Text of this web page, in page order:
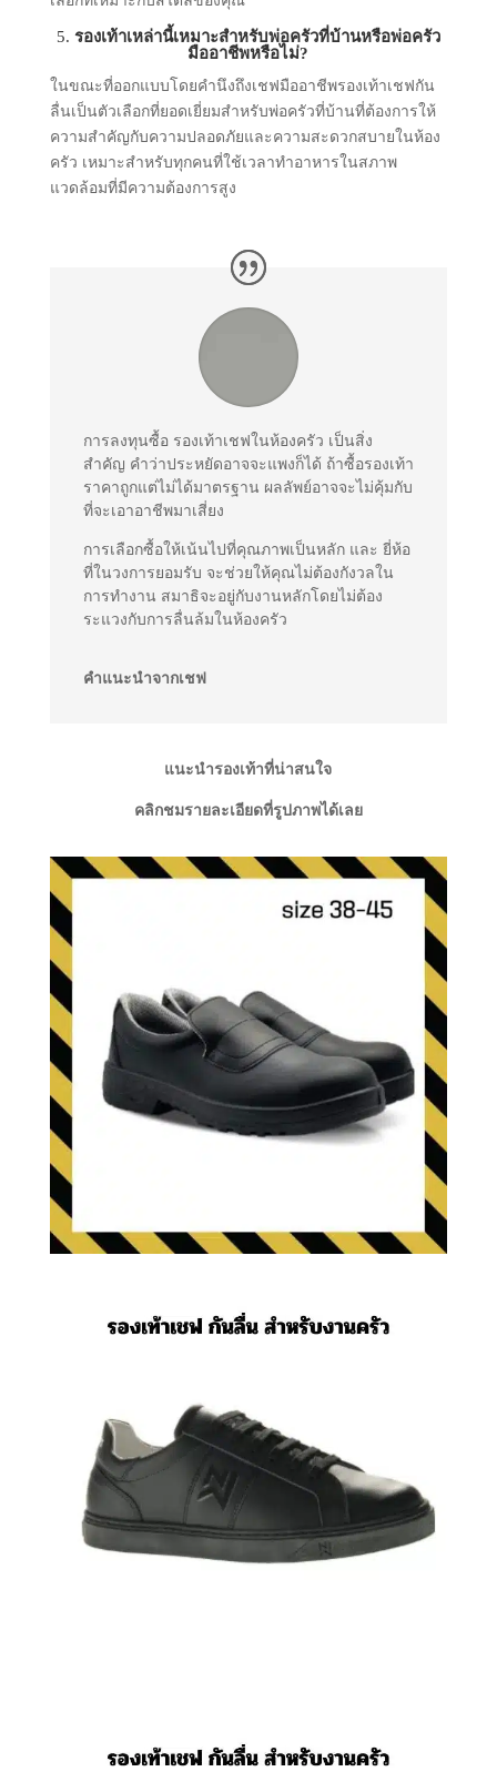
5. รองเท้าเหล่านี้เหมาะสําหรับพ่อครัวที่บ้านหรือพ่อครัว
มืออาชีพหรือไม่?
ในขณะที่ออกแบบโดยคํานึงถึงเชฟมืออาชีพรองเท้าเชฟกัน
ลื่นเป็นตัวเลือกที่ยอดเยี่ยมสําหรับพ่อครัวที่บ้านที่ต้องการให้
ความสําคัญกับความปลอดภัยและความสะดวกสบายในห้อง
ครัว เหมาะสําหรับทุกคนที่ใช้เวลาทําอาหารในสภาพ
แวดล้อมที่มีความต้องการสูง
การลงทุนซื้อ รองเท้าเชฟในห้องครัว เป็นสิ่ง
สำคัญ คำว่าประหยัดอาจจะแพงก็ได้ ถ้าซื้อรองเท้า
ราคาถูกแต่ไม่ได้มาตรฐาน ผลลัพย์อาจจะไม่คุ้มกับ
ที่จะเอาอาชีพมาเสี่ยง
การเลือกซื้อให้เน้นไปที่คุณภาพเป็นหลัก และ ยี่ห้อ
ที่ในวงการยอมรับ จะช่วยให้คุณไม่ต้องกังวลใน
การทำงาน สมาธิจะอยู่กับงานหลักโดยไม่ต้อง
ระแวงกับการลื่นล้มในห้องครัว
คำแนะนำจากเชฟ
แนะนำรองเท้าที่น่าสนใจ
คลิกชมรายละเอียดที่รูปภาพได้เลย